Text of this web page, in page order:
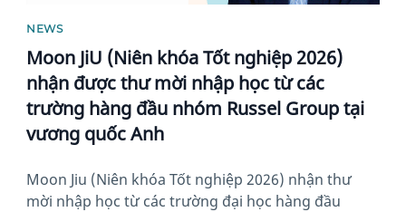
NEWS
Moon JiU (Niên khóa Tốt nghiệp 2026)
nhận được thư mời nhập học từ các
trường hàng đầu nhóm Russel Group tại
vương quốc Anh
Moon Jiu (Niên khóa Tốt nghiệp 2026) nhận thư
mời nhập học từ các trường đại học hàng đầu